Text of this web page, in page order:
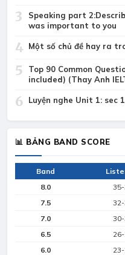
3
Speaking part
was important to you
4 Một số chủ đề hay ra
5
Top 90 Common
included) (Thay Anh
6 Luyện nghe Unit 1: sec 1
📊 BẢNG BAND SCORE
Band
8.0
7.5
7.0
6.5
6.0